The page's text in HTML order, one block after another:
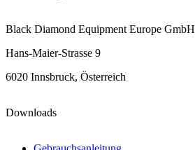
Black Diamond Equipment Europe GmbH
Hans-Maier-Strasse 9
6020 Innsbruck, Österreich
Downloads